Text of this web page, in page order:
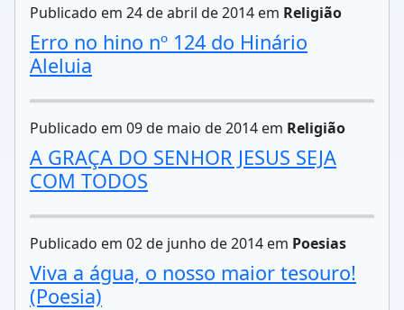
Publicado em 24 de abril de 2014 em Religião
Erro no hino nº 124 do Hinário
Aleluia
Publicado em 09 de maio de 2014 em Religião
A GRAÇA DO SENHOR JESUS SEJA
COM TODOS
Publicado em 02 de junho de 2014 em Poesias
Viva a água, o nosso maior tesouro!
(Poesia)